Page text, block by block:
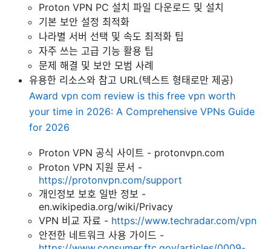
Proton VPN PC 설치 파일 다운로드 및 설치
기본 보안 설정 최적화
나라별 서버 선택 및 속도 최적화 팁
자주 쓰는 고급 기능 활용 팁
문제 해결 및 보안 모범 사례
유용한 리소스와 참고 URL(텍스트 형태로만 제공)
Award vpn com review is this free vpn worth
your time in 2026: A Comprehensive VPNs Guide
for 2026
Proton VPN 공식 사이트 - protonvpn.com
Proton VPN 지원 문서 -
https://protonvpn.com/support
개인정보 보호 일반 정보 -
en.wikipedia.org/wiki/Privacy
VPN 비교 자료 - https://www.techradar.com/vpn
안전한 네트워크 사용 가이드 -